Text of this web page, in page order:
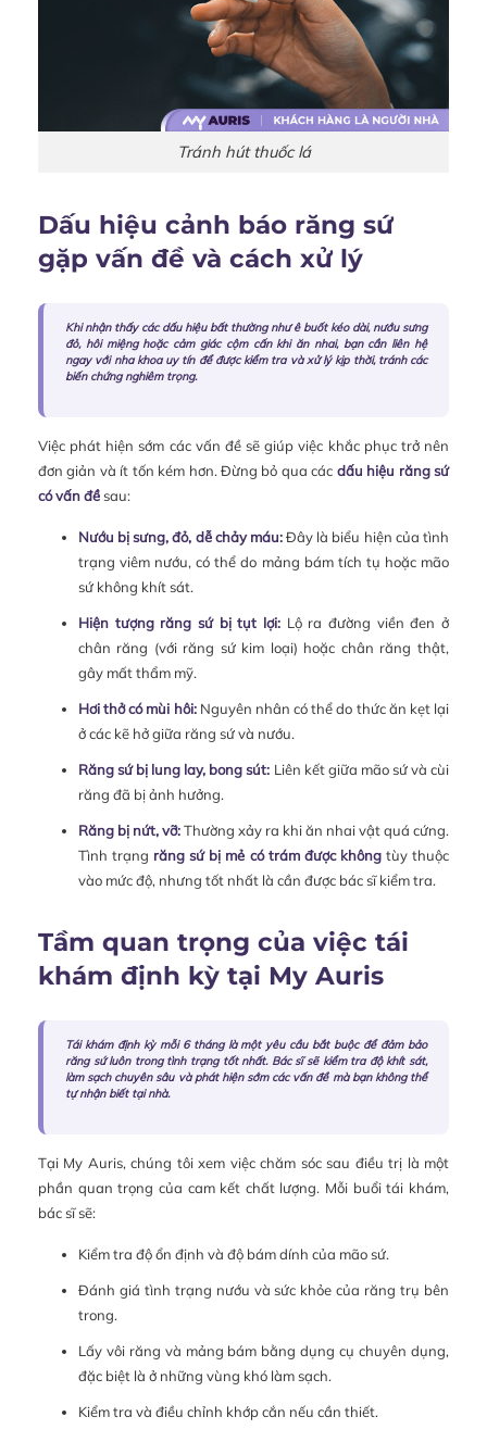
Tránh hút thuốc lá
Dấu hiệu cảnh báo răng sứ
gặp vấn đề và cách xử lý
Khi nhận thấy các dấu hiệu bất thường như ê buốt kéo dài, nướu sưng
đỏ, hôi miệng hoặc cảm giác cộm cấn khi ăn nhai, bạn cần liên hệ
ngay với nha khoa uy tín để được kiểm tra và xử lý kịp thời, tránh các
biến chứng nghiêm trọng.
Việc phát hiện sớm các vấn đề sẽ giúp việc khắc phục trở nên
đơn giản và ít tốn kém hơn. Đừng bỏ qua các dấu hiệu răng sứ
có vấn đềsau:
Nướu bị sưng, đỏ, dễ chảy máu:Đây là biểu hiện của tình
trạng viêm nướu, có thể do mảng bám tích tụ hoặc mão
sứ không khít sát.
Hiện tượng răng sứ bị tụt lợi: Lộ ra đường viền đen ở
chân răng (với răng sứ kim loại) hoặc chân răng thật,
gây mất thẩm mỹ.
Hơi thở có mùi hôi:Nguyên nhân có thể do thức ăn kẹt lại
ở các kẽ hở giữa răng sứ và nướu.
Răng sứ bị lung lay, bong sút: Liên kết giữa mão sứ và cùi
răng đã bị ảnh hưởng.
Răng bị nứt, vỡ:Thường xảy ra khi ăn nhai vật quá cứng.
Tình trạng răng sứ bị mẻ có trám được khôngtùy thuộc
vào mức độ, nhưng tốt nhất là cần được bác sĩ kiểm tra.
Tầm quan trọng của việc tái
khám định kỳ tại My Auris
Tái khám định kỳ mỗi 6 tháng là một yêu cầu bắt buộc để đảm bảo
răng sứ luôn trong tình trạng tốt nhất. Bác sĩ sẽ kiểm tra độ khít sát,
làm sạch chuyên sâu và phát hiện sớm các vấn đề mà bạn không thể
tự nhận biết tại nhà.
Tại My Auris, chúng tôi xem việc chăm sóc sau điều trị là một
phần quan trọng của cam kết chất lượng. Mỗi buổi tái khám,
bác sĩ sẽ:
Kiểm tra độ ổn định và độ bám dính của mão sứ.
Đánh giá tình trạng nướu và sức khỏe của răng trụ bên
trong.
Lấy vôi răng và mảng bám bằng dụng cụ chuyên dụng,
đặc biệt là ở những vùng khó làm sạch.
Kiểm tra và điều chỉnh khớp cắn nếu cần thiết.